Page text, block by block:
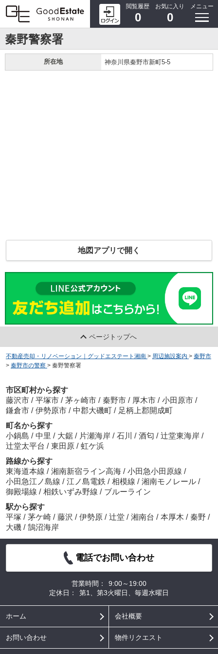
閲覧履歴
0
お気に入り
0
メニュー
秦野警察署
所在地 神奈川県秦野市新町5-5
地図アプリで開く
ページトップへ
不動産売却・リノベーション｜グッドエステート湘南 > 周辺施設案内 > 秦野市
> 秦野市の警察 > 秦野警察署
市区町村から探す
藤沢市 / 平塚市 / 茅ヶ崎市 / 秦野市 / 厚木市 / 小田原市 /
鎌倉市 / 伊勢原市 / 中郡大磯町 / 足柄上郡開成町
町名から探す
小鍋島 / 中里 / 大鋸 / 片瀬海岸 / 石川 / 酒匂 / 辻堂東海岸 /
辻堂太平台 / 東田原 / 虹ケ浜
路線から探す
東海道本線 / 湘南新宿ライン高海 / 小田急小田原線 /
小田急江ノ島線 / 江ノ島電鉄 / 相模線 / 湘南モノレール /
御殿場線 / 相鉄いずみ野線 / ブルーライン
駅から探す
平塚 / 茅ケ崎 / 藤沢 / 伊勢原 / 辻堂 / 湘南台 / 本厚木 / 秦野 /
大磯 / 鵠沼海岸
電話でお問い合わせ
営業時間：
9:00～19:00
定休日：
第1、第3火曜日、毎週水曜日
ホーム 会社概要
お問い合わせ 物件リクエスト